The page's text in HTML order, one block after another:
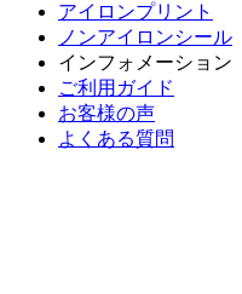
アイロンプリント
ノンアイロンシール
インフォメーション
ご利用ガイド
お客様の声
よくある質問